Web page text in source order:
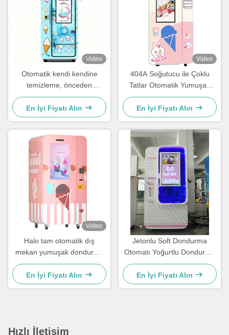
Video
Otomatik kendi kendine
temizleme, önceden
soğutma ve koruma
fonksiyonu R404A soğutucu
ile özel renk logosu
dondurma satış makinesi
En İyi Fiyatı Alın
Video
404A Soğutucu ile Çoklu
Tatlar Otomatik Yumuşak
Dondurma Otomatı
En İyi Fiyatı Alın
Video
Halo tam otomatik dış
mekan yumuşak dondurma
otomatı, 32 inç dokunmatik
ekran ve otomatik temizleme
fonksiyonu ile
En İyi Fiyatı Alın
Jetonlu Soft Dondurma
Otomatı Yoğurtlu Dondurma
Otomatı
En İyi Fiyatı Alın
Hızlı İletişim